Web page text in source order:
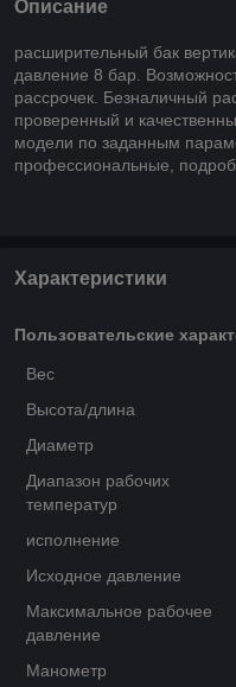
Описание
расширительный бак
давление 8 бар.
рассрочек. Безналичный
проверенный и
модели по заданным
профессиональные,
Характеристики
Пользовательские
Вес
Высота/длина
Диаметр
Диапазон рабочих
температур
исполнение
Исходное давление
Максимальное рабочее
давление
Манометр